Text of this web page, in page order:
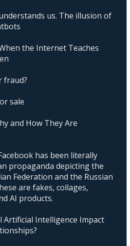
us. The illusion of
the Internet Teaches
fraud?
sale
and How They Are
has been literally
propaganda depicting the
Federation and the Russian
are fakes, collages,
AI products.
Artificial Intelligence Impact